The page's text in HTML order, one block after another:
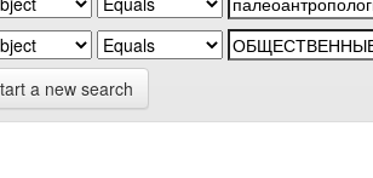
a new search